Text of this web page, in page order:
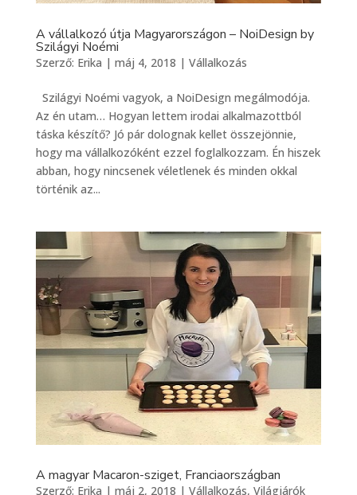
A vállalkozó útja Magyarországon – NoiDesign by
Szilágyi Noémi
Szerző: Erika | máj 4, 2018 | Vállalkozás
Szilágyi Noémi vagyok, a NoiDesign megálmodója.
Az én utam… Hogyan lettem irodai alkalmazottból
táska készítő? Jó pár dolognak kellet összejönnie,
hogy ma vállalkozóként ezzel foglalkozzam. Én hiszek
abban, hogy nincsenek véletlenek és minden okkal
történik az...
A magyar Macaron-sziget, Franciaországban
Szerző: Erika | máj 2, 2018 | Vállalkozás, Világjárók